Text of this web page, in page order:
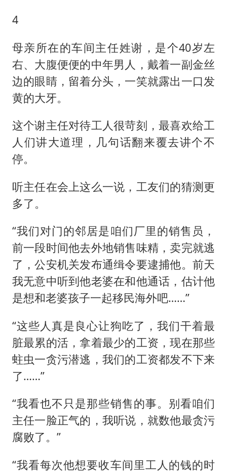
4
母亲所在的车间主任姓谢，是个40岁左
右、大腹便便的中年男人，戴着一副金丝
边的眼睛，留着分头，一笑就露出一口发
黄的大牙。
这个谢主任对待工人很苛刻，最喜欢给工
人们讲大道理，几句话翻来覆去讲个不
停。
听主任在会上这么一说，工友们的猜测更
多了。
“我们对门的邻居是咱们厂里的销售员，
前一段时间他去外地销售味精，卖完就逃
了，公安机关发布通缉令要逮捕他。前天
我无意中听到他老婆在和他通话，估计他
是想和老婆孩子一起移民海外吧……”
“这些人真是良心让狗吃了，我们干着最
脏最累的活，拿着最少的工资，现在那些
蛀虫一贪污潜逃，我们的工资都发不下来
了……”
“我看也不只是那些销售的事。别看咱们
主任一脸正气的，我听说，就数他最贪污
腐败了。”
“我看每次他想要收车间里工人的钱的时